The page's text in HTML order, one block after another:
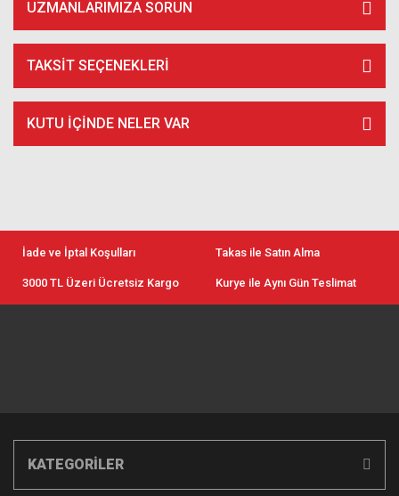
UZMANLARIMIZA SORUN
TAKSIT SEÇENEKLERI
KUTU İÇİNDE NELER VAR
İade ve İptal Koşulları Takas ile Satın Alma
3000 TL Üzeri Ücretsiz Kargo Kurye ile Aynı Gün Teslimat
KATEGORİLER